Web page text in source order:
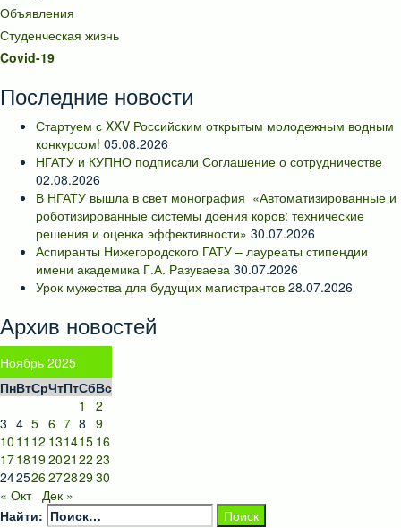
Объявления
Студенческая жизнь
Covid-19
Последние новости
Стартуем с XXV Российским открытым молодежным водным
конкурсом! 05.08.2026
НГАТУ и КУПНО подписали Соглашение о сотрудничестве
02.08.2026
В НГАТУ вышла в свет монография «Автоматизированные и
роботизированные системы доения коров: технические
решения и оценка эффективности» 30.07.2026
Аспиранты Нижегородского ГАТУ – лауреаты стипендии
имени академика Г.А. Разуваева 30.07.2026
Урок мужества для будущих магистрантов 28.07.2026
Архив новостей
Ноябрь 2025
ПнВтСрЧтПтСбВс
1
2
3 4 5 6 7 8 9
10 11 12 131415 16
1718192021 22 23
24252627282930
« Окт Дек »
Найти: